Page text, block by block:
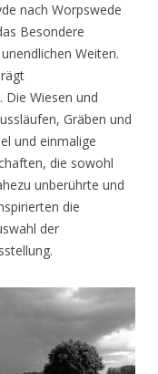
nach Worpswede
Besondere
Weiten.
Wiesen und
Gräben und
und einmalige
die sowohl
unberührte und
die
der